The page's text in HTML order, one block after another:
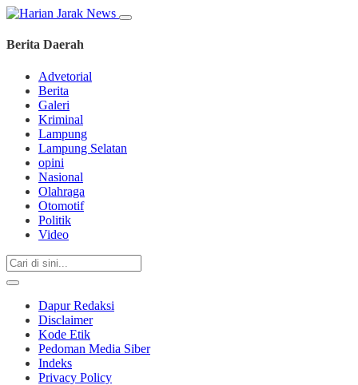
Berita Daerah
Advetorial
Berita
Galeri
Kriminal
Lampung
Lampung Selatan
opini
Nasional
Olahraga
Otomotif
Politik
Video
Dapur Redaksi
Disclaimer
Kode Etik
Pedoman Media Siber
Indeks
Privacy Policy